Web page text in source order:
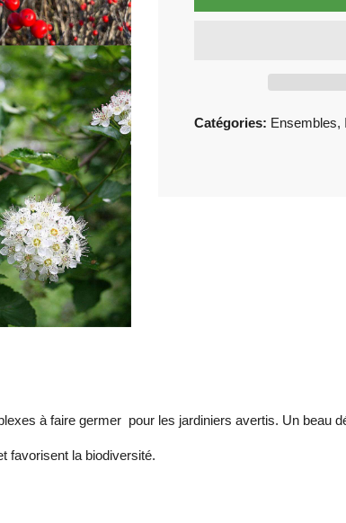
Catégories: Ensembles,
à faire germer pour les jardiniers avertis. Un beau
favorisent la biodiversité.